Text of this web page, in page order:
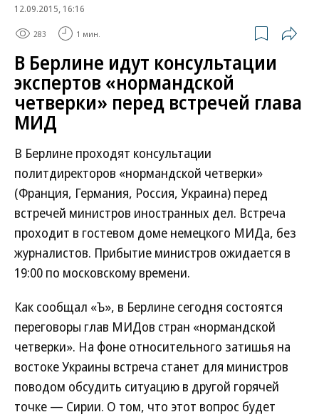
12.09.2015, 16:16
283 1 мин.
В Берлине идут консультации
экспертов «нормандской
четверки» перед встречей глава
МИД
В Берлине проходят консультации
политдиректоров «нормандской четверки»
(Франция, Германия, Россия, Украина) перед
встречей министров иностранных дел. Встреча
проходит в гостевом доме немецкого МИДа, без
журналистов. Прибытие министров ожидается в
19:00 по московскому времени.
Как сообщал «Ъ», в Берлине сегодня состоятся
переговоры глав МИДов стран «нормандской
четверки». На фоне относительного затишья на
востоке Украины встреча станет для министров
поводом обсудить ситуацию в другой горячей
точке — Сирии. О том, что этот вопрос будет